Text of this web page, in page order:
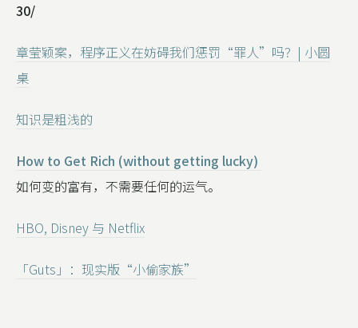
30/
章莹颖案，程序正义在妨碍我们惩罚“罪人”吗？| 小圆
桌
知识是粗浅的
How to Get Rich (without getting lucky)
如何变的富有，不需要任何的运气。
HBO, Disney 与 Netflix
「Guts」：现实版“小偷家族”